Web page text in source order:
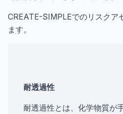
CREATE-SIMPLEでのリスクア
ます。
耐透過性
耐透過性とは、化学物質が